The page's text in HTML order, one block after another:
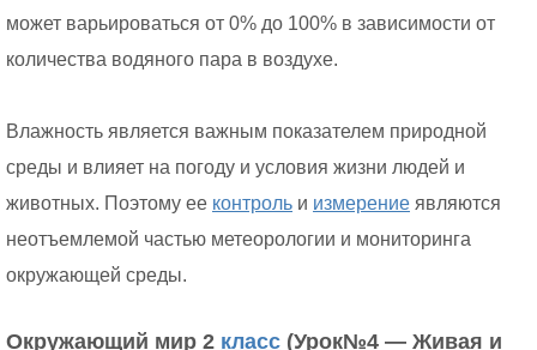
может варьироваться от 0% до 100% в зависимости от
количества водяного пара в воздухе.
Влажность является важным показателем природной
среды и влияет на погоду и условия жизни людей и
животных. Поэтому ее контроль и измерение являются
неотъемлемой частью метеорологии и мониторинга
окружающей среды.
Окружающий мир 2 класс (Урок№4 — Живая и